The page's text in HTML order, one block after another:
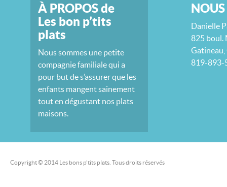
À PROPOS de
Les bon p’tits
plats
Nous sommes une petite
compagnie familiale qui a
pour but de s’assurer que les
enfants mangent sainement
tout en dégustant nos plats
maisons.
Danielle
825 boul.
Gatineau,
819-893-
Copyright © 2014 Les bons p’tits plats. Tous droits réservés